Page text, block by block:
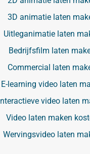
3D animatie laten
Uitleganimatie laten
Bedrijfsfilm laten
Commercial laten
E-learning video laten
Interactieve video laten
Video laten maken
Wervingsvideo laten